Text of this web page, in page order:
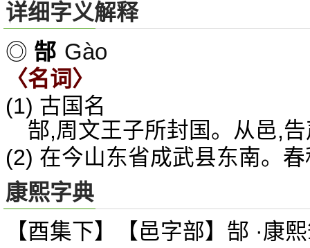
详细字义解释
◎ 郜 Gào
〈名词〉
(1) 古国名
郜,周文王子所封国。从邑,
(2) 在今山东省成武县东南。
康熙字典
【酉集下】【邑字部】郜 ·康